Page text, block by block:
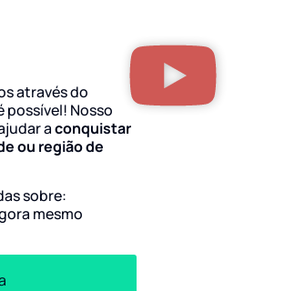
através do
possível! Nosso
aconquistar
ou região de
sobre:
mesmo